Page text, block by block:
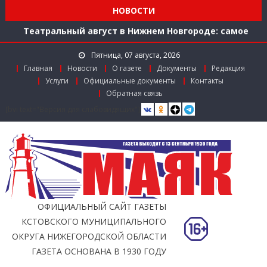
НОВОСТИ
ул. Рождественской: итоги совместной работы
Театральный август в Нижнем Новгороде: самое
время зарядиться искусством!
Доступ к лекарствам по федеральной льготе
Поддержка в региональном грантовом конкурсе
«Драйверы роста»
Заслуженный работник агропромышленного
комплекса
Мониторинг доступности городской среды на
ул. Рождественской: итоги совместной работы
Пятница, 07 августа, 2026
Главная
Новости О газете Документы
Редакция
Услуги
Официальные документы
Контакты
Обратная связь
ОФИЦИАЛЬНЫЙ САЙТ ГАЗЕТЫ
КСТОВСКОГО МУНИЦИПАЛЬНОГО
ОКРУГА НИЖЕГОРОДСКОЙ ОБЛАСТИ
ГАЗЕТА ОСНОВАНА В 1930 ГОДУ